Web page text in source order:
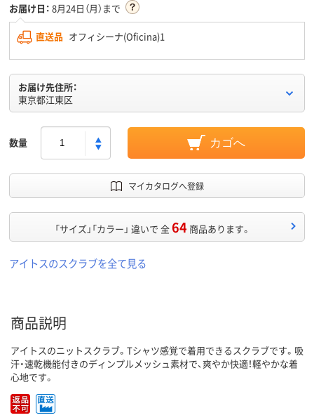
お届け日： 8月24日（月）まで
直送品 オフィシーナ(Oficina)1
お届け先住所：
東京都江東区
数量 カゴへ
マイカタログへ登録
「サイズ」「カラー」 違いで 全64 商品あります。
アイトスのスクラブを全て見る
商品説明
アイトスのニットスクラブ。Tシャツ感覚で着用できるスクラブです。吸
汗・速乾機能付きのディンプルメッシュ素材で、爽やか快適！軽やかな着
心地です。